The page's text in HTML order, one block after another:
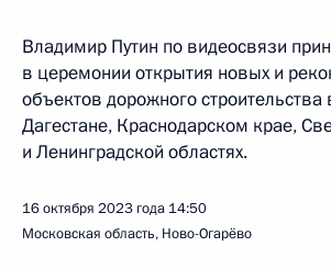
Владимир Путин по видеосвязи
в церемонии открытия новых и
объектов дорожного строительства
Дагестане, Краснодарском крае,
и Ленинградской областях.
16 октября 2023 года 14:50
Московская область, Ново-Огарёво